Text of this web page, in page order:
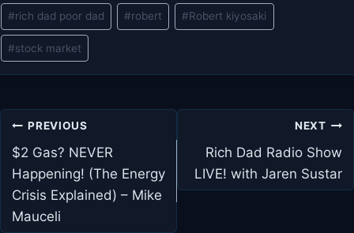
#rich dad poor dad #robert #Robert kiyosaki
#stock market
Post
navigation
PREVIOUS
$2 Gas? NEVER
Happening! (The Energy
Crisis Explained) – Mike
Mauceli
NEXT
Rich Dad Radio Show
LIVE! with Jaren Sustar